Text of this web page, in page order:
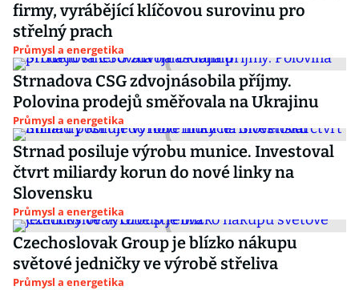
firmy, vyrábějící klíčovou surovinu pro
střelný prach
Průmysl a energetika
Strnadova CSG zdvojnásobila příjmy.
Polovina prodejů směřovala na Ukrajinu
Průmysl a energetika
Strnad posiluje výrobu munice. Investoval
čtvrt miliardy korun do nové linky na
Slovensku
Průmysl a energetika
Czechoslovak Group je blízko nákupu
světové jedničky ve výrobě střeliva
Průmysl a energetika